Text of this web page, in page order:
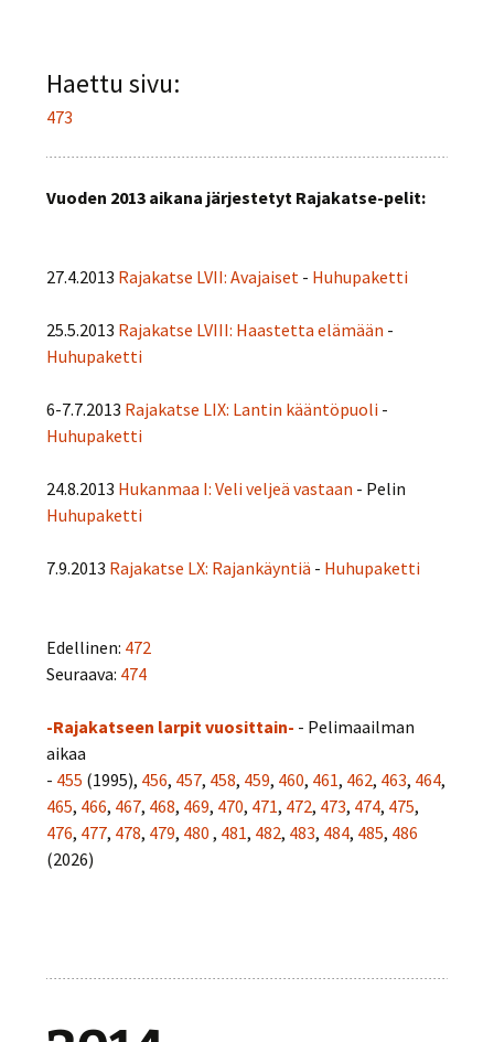
Haettu sivu:
473
Vuoden 2013 aikana järjestetyt Rajakatse-pelit:
27.4.2013 Rajakatse LVII: Avajaiset - Huhupaketti
25.5.2013 Rajakatse LVIII: Haastetta elämään -
Huhupaketti
6-7.7.2013 Rajakatse LIX: Lantin kääntöpuoli -
Huhupaketti
24.8.2013 Hukanmaa I: Veli veljeä vastaan - Pelin
Huhupaketti
7.9.2013 Rajakatse LX: Rajankäyntiä - Huhupaketti
Edellinen: 472
Seuraava: 474
-Rajakatseen larpit vuosittain- - Pelimaailman
aikaa
- 455 (1995), 456, 457, 458, 459, 460, 461, 462, 463, 464,
465, 466, 467, 468, 469, 470, 471, 472, 473, 474, 475,
476, 477, 478, 479, 480 , 481, 482, 483, 484, 485, 486
(2026)